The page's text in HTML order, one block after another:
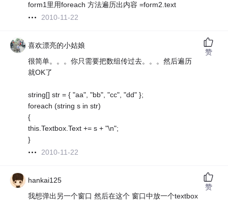
form1里用foreach 方法遍历出内容 =form2.text
2010-11-22
喜欢漂亮的小姑娘
很简单。。。你只需要把数组传过去。。。然后遍历
就OK了
string[] str = { "aa", "bb", "cc", "dd" };
foreach (string s in str)
{
this.Textbox.Text += s + "\n";
}
2010-11-22
赞
hankai125
我想弹出另一个窗口 然后在这个 窗口中放一个textbox
赞